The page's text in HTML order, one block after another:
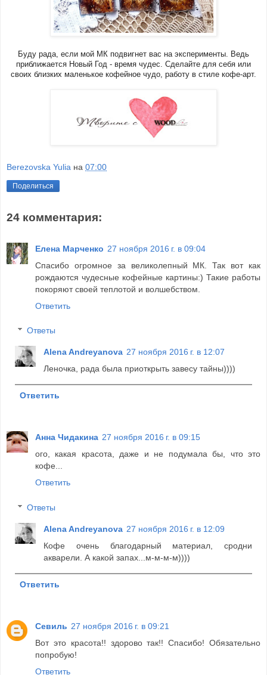
Буду рада, если мой МК подвигнет вас на эксперименты. Ведь
приближается Новый Год - время чудес. Сделайте для себя или
своих близких маленькое кофейное чудо, работу в стиле кофе-арт.
Berezovska Yulia на 07:00
Поделиться
24 комментария:
Елена Марченко 27 ноября 2016 г. в 09:04
Спасибо огромное за великолепный МК. Так вот как
рождаются чудесные кофейные картины:) Такие работы
покоряют своей теплотой и волшебством.
Ответить
Ответы
Alena Andreyanova 27 ноября 2016 г. в 12:07
Леночка, рада была приоткрыть завесу тайны))))
Ответить
Анна Чидакина 27 ноября 2016 г. в 09:15
ого, какая красота, даже и не подумала бы, что это
кофе...
Ответить
Ответы
Alena Andreyanova 27 ноября 2016 г. в 12:09
Кофе очень благодарный материал, сродни
акварели. А какой запах...м-м-м-м))))
Ответить
Севиль 27 ноября 2016 г. в 09:21
Вот это красота!! здорово так!! Спасибо! Обязательно
попробую!
Ответить